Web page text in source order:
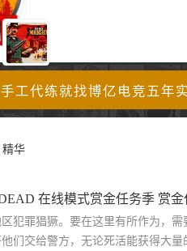
工代练就找博亿电竞五
精华
犯罪猖獗。要在这里有所作为，
们交给警方，无论死活能获得大